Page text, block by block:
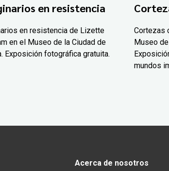
en resistencia
en resistencia de Lizette
en el Museo de la Ciudad de
Exposición fotográfica gratuita.
Cortezas
Museo
mundos
Acerca de nosotros